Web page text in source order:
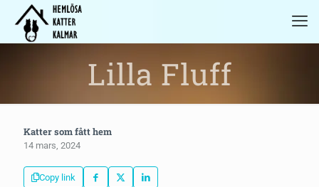
Lilla Fluff
Katter som fått hem
14 mars, 2024
Copy link